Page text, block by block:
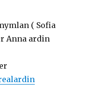
( Sofia
Anna ardin